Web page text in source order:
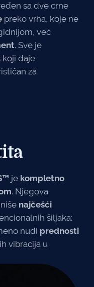
sa dve crne
preko vrha, koje ne
već
. Sve je
koji daje
za
je kompletno
. Njegova
najčešći
šiljaka:
nudi prednosti
vibracija u